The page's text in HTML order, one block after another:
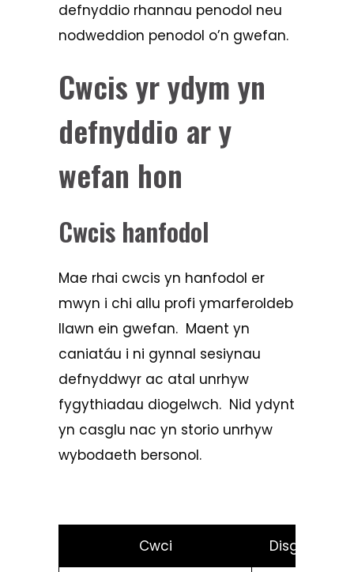
defnyddio rhannau penodol neu
nodweddion penodol o’n gwefan.
Cwcis yr ydym yn
defnyddio ar y
wefan hon
Cwcis hanfodol
Mae rhai cwcis yn hanfodol er
mwyn i chi allu profi ymarferoldeb
llawn ein gwefan. Maent yn
caniatáu i ni gynnal sesiynau
defnyddwyr ac atal unrhyw
fygythiadau diogelwch. Nid ydynt
yn casglu nac yn storio unrhyw
wybodaeth bersonol.
Cwci Disgrifiad